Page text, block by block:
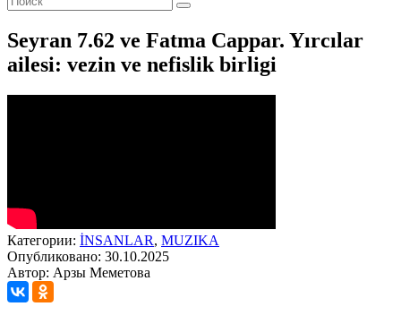
Seyran 7.62 ve Fatma Cappar. Yırcılar
ailesi: vezin ve nefislik birligi
Категории: İNSANLAR, MUZIKA
Опубликовано: 30.10.2025
Автор: Арзы Меметова